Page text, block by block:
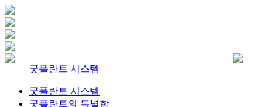
굿플란트 시스템
굿플란트 시스템
굿플란트의 특별함